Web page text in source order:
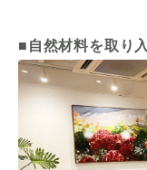
■自然材料を取り